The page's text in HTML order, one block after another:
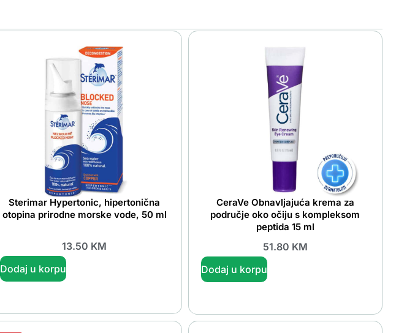
Sterimar Hypertonic, hipertonična
otopina prirodne morske vode, 50 ml
13.50 KM
Dodaj u korpu
CeraVe Obnavljajuća krema za
područje oko očiju s kompleksom
peptida 15 ml
51.80 KM
Dodaj u korpu